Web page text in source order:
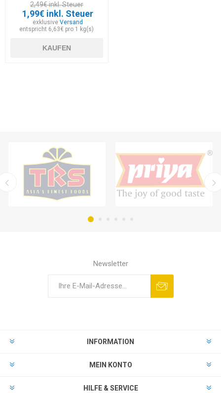
2,49€ inkl. Steuer
1,99€ inkl. Steuer
exklusiveVersand
entspricht 6,63€ pro 1 kg(s)
KAUFEN
Newsletter
INFORMATION
MEIN KONTO
HILFE & SERVICE